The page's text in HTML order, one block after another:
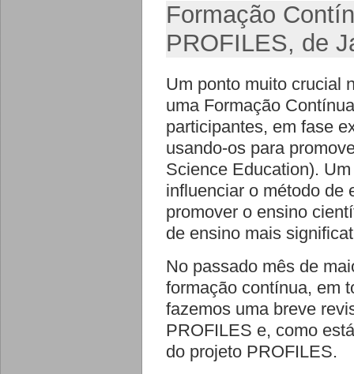
Formação
PROFILES, de
Um ponto muito crucial
uma Formação
participantes, em fase
usando-os para
Science Education).
influenciar o método de
promover o ensino
de ensino mais
No passado mês de
formação contínua, em
fazemos uma breve
PROFILES e, como
do projeto PROFILES.